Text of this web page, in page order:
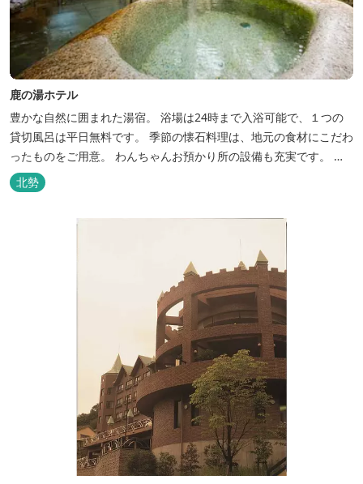
鹿の湯ホテル
豊かな自然に囲まれた湯宿。 浴場は24時まで入浴可能で、１つの
貸切風呂は平日無料です。 季節の懐石料理は、地元の食材にこだわ
ったものをご用意。 わんちゃんお預かり所の設備も充実です。 女
将手作りのお酢とカモシカソフトが人気です。 お食事処と大浴場の
脱衣所に最新の高機能換気設備を導入いたしました。
北勢